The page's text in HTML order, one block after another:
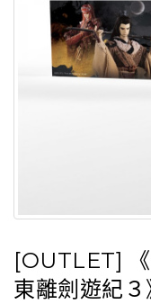
[OUTLET]
東離劍遊紀